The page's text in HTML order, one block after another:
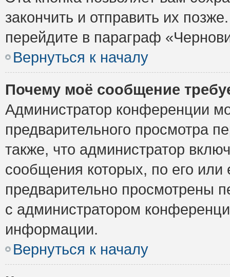
закончить и отправить их
перейдите в параграф
Вернуться к началу
Почему моё сообщение
Администратор конференции
предварительного просмотра
также, что администратор
сообщения которых, по его
предварительно просмотрены
с администратором
информации.
Вернуться к началу